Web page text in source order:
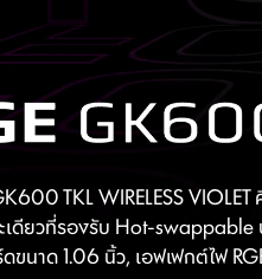
TKL WIRELESS
ดียวที่รองรับ Hot-
นาด 1.06 นิ้ว, เอฟเฟกต์ไฟ